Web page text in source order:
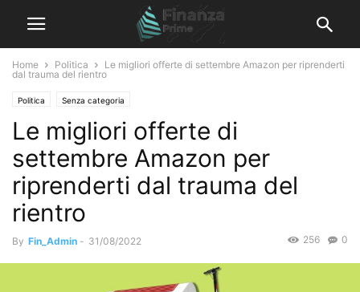
Home Politica
Le migliori offerte di settembre Amazon per riprenderti
dal trauma del rientro
Politica Senza categoria
Le migliori offerte di
settembre Amazon per
riprenderti dal trauma del
rientro
By Fin_Admin - 31/08/2022 0
256